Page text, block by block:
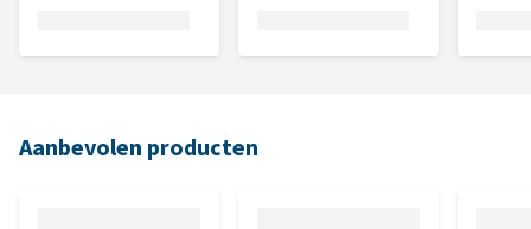
Aanbevolen producten